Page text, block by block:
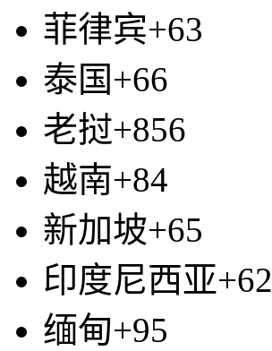
菲律宾+63
泰国+66
老挝+856
越南+84
新加坡+65
印度尼西亚+62
缅甸+95